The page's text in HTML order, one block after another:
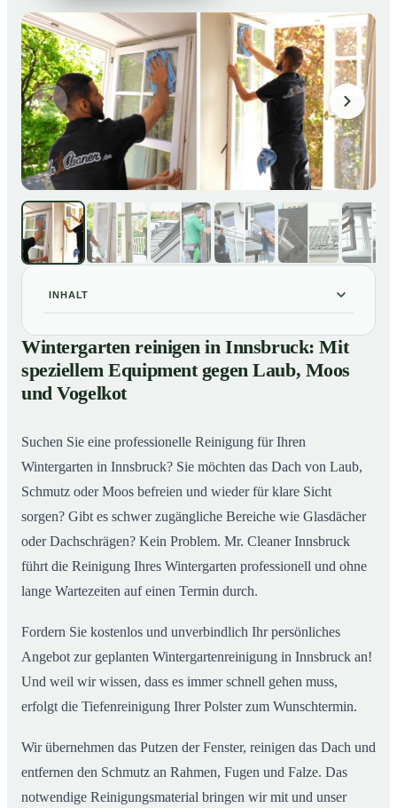
INHALT
Wintergarten reinigen in Innsbruck: Mit speziellem
Equipment gegen Laub, Moos und Vogelkot
02 So läuft eine professionelle Reinigung eines
Wintergarten in Innsbruck ab
Wintergarten reinigen in Innsbruck: Mit
speziellem Equipment gegen Laub, Moos
und Vogelkot
Suchen Sie eine professionelle Reinigung für Ihren
Wintergarten in Innsbruck? Sie möchten das Dach von Laub,
Schmutz oder Moos befreien und wieder für klare Sicht
sorgen? Gibt es schwer zugängliche Bereiche wie Glasdächer
oder Dachschrägen? Kein Problem. Mr. Cleaner Innsbruck
führt die Reinigung Ihres Wintergarten professionell und ohne
lange Wartezeiten auf einen Termin durch.
Fordern Sie kostenlos und unverbindlich Ihr persönliches
Angebot zur geplanten Wintergartenreinigung in Innsbruck an!
Und weil wir wissen, dass es immer schnell gehen muss,
erfolgt die Tiefenreinigung Ihrer Polster zum Wunschtermin.
Wir übernehmen das Putzen der Fenster, reinigen das Dach und
entfernen den Schmutz an Rahmen, Fugen und Falze. Das
notwendige Reinigungsmaterial bringen wir mit und unser